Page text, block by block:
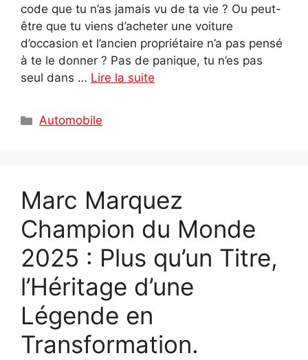
code que tu n’as jamais vu de ta vie ? Ou peut-
être que tu viens d’acheter une voiture
d’occasion et l’ancien propriétaire n’a pas pensé
à te le donner ? Pas de panique, tu n’es pas
seul dans … Lire la suite
Catégories
Automobile
Marc Marquez
Champion du Monde
2025 : Plus qu’un Titre,
l’Héritage d’une
Légende en
Transformation.